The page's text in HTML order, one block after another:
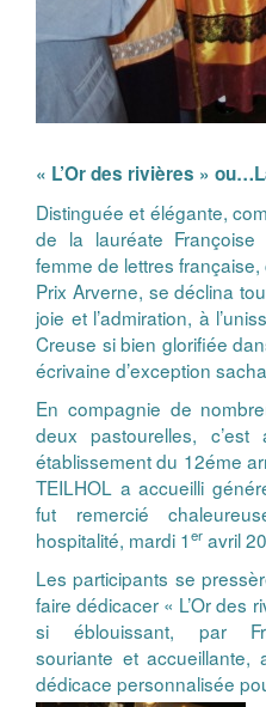
« L’Or des rivières »
Distinguée et élégante,
de la lauréate Françoise
femme de lettres
Prix Arverne, se déclina
joie et l’admiration, à
Creuse si bien glorifiée
écrivaine d’exception
En compagnie de
deux pastourelles,
établissement du 12éme
TEILHOL a accueilli
fut remercié
hospitalité, mardi 1er avril
Les participants se
faire dédicacer « L’Or des
si éblouissant, par
souriante et
dédicace personnalisée